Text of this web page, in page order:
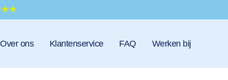
Over ons Klantenservice FAQ Werken bij